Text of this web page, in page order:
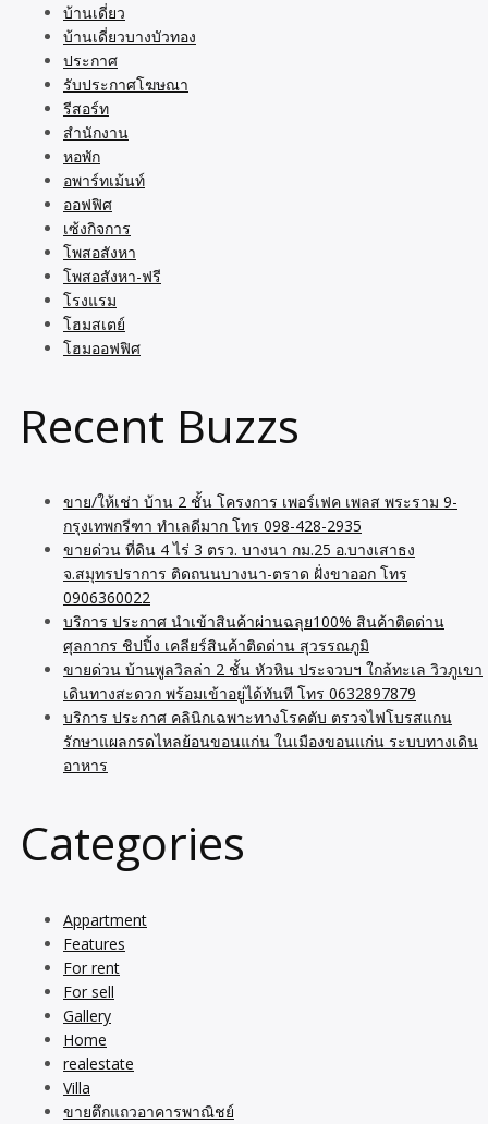
บ้านเดี่ยว
บ้านเดี่ยวบางบัวทอง
ประกาศ
รับประกาศโฆษณา
รีสอร์ท
สำนักงาน
หอพัก
อพาร์ทเม้นท์
ออฟฟิศ
เซ้งกิจการ
โพสอสังหา
โพสอสังหา-ฟรี
โรงแรม
โฮมสเตย์
โฮมออฟฟิศ
Recent Buzzs
ขาย/ให้เช่า บ้าน 2 ชั้น โครงการ เพอร์เฟค เพลส พระราม 9-
กรุงเทพกรีฑา ทำเลดีมาก โทร 098-428-2935
ขายด่วน ที่ดิน 4 ไร่ 3 ตรว. บางนา กม.25 อ.บางเสาธง
จ.สมุทรปราการ ติดถนนบางนา-ตราด ฝั่งขาออก โทร
0906360022
บริการ ประกาศ นำเข้าสินค้าผ่านฉลุย100% สินค้าติดด่าน
ศุลกากร ชิปปิ้ง เคลียร์สินค้าติดด่าน สุวรรณภูมิ
ขายด่วน บ้านพูลวิลล่า 2 ชั้น หัวหิน ประจวบฯ ใกล้ทะเล วิวภูเขา
เดินทางสะดวก พร้อมเข้าอยู่ได้ทันที โทร 0632897879
บริการ ประกาศ คลินิกเฉพาะทางโรคตับ ตรวจไฟโบรสแกน
รักษาแผลกรดไหลย้อนขอนแก่น ในเมืองขอนแก่น ระบบทางเดิน
อาหาร
Categories
Appartment
Features
For rent
For sell
Gallery
Home
realestate
Villa
ขายตึกแถวอาคารพาณิชย์